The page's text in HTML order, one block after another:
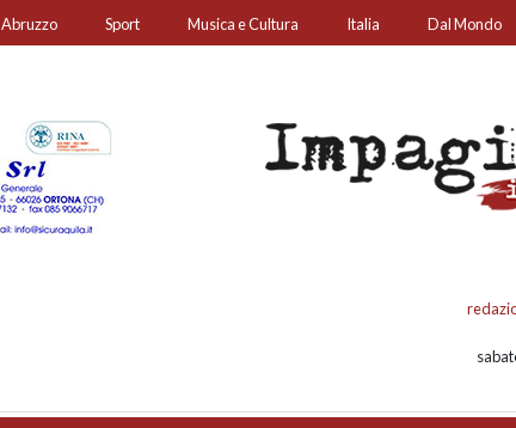
Abruzzo Sport Musica e Cultura Italia Dal Mondo